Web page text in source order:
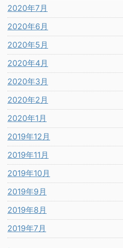
2020年7月
2020年6月
2020年5月
2020年4月
2020年3月
2020年2月
2020年1月
2019年12月
2019年11月
2019年10月
2019年9月
2019年8月
2019年7月